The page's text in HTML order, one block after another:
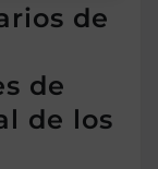
de
de
de los